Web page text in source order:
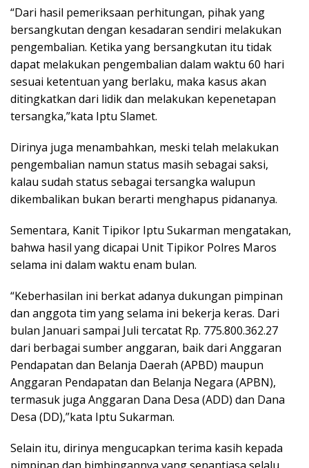
“Dari hasil pemeriksaan perhitungan, pihak yang
bersangkutan dengan kesadaran sendiri melakukan
pengembalian. Ketika yang bersangkutan itu tidak
dapat melakukan pengembalian dalam waktu 60 hari
sesuai ketentuan yang berlaku, maka kasus akan
ditingkatkan dari lidik dan melakukan kepenetapan
tersangka,”kata Iptu Slamet.
Dirinya juga menambahkan, meski telah melakukan
pengembalian namun status masih sebagai saksi,
kalau sudah status sebagai tersangka walupun
dikembalikan bukan berarti menghapus pidananya.
Sementara, Kanit Tipikor Iptu Sukarman mengatakan,
bahwa hasil yang dicapai Unit Tipikor Polres Maros
selama ini dalam waktu enam bulan.
“Keberhasilan ini berkat adanya dukungan pimpinan
dan anggota tim yang selama ini bekerja keras. Dari
bulan Januari sampai Juli tercatat Rp. 775.800.362.27
dari berbagai sumber anggaran, baik dari Anggaran
Pendapatan dan Belanja Daerah (APBD) maupun
Anggaran Pendapatan dan Belanja Negara (APBN),
termasuk juga Anggaran Dana Desa (ADD) dan Dana
Desa (DD),”kata Iptu Sukarman.
Selain itu, dirinya mengucapkan terima kasih kepada